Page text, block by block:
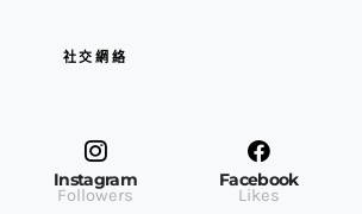
社交網絡
Instagram
Followers
Facebook
Likes